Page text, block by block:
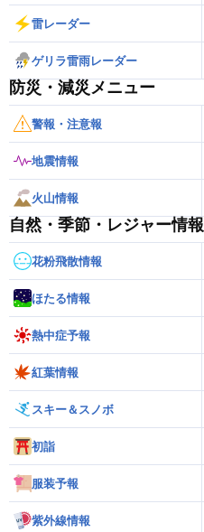
雷レーダー
ゲリラ雷雨レーダー
防災・減災メニュー
警報・注意報
地震情報
火山情報
自然・季節・レジャー情報
花粉飛散情報
ほたる情報
熱中症予報
紅葉情報
スキー＆スノボ
初詣
服装予報
紫外線情報